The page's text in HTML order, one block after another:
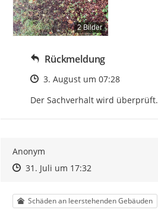
2 Bilder
Rückmeldung
Zeitpunkt des Erstellens
3. August um 07:28
Der Sachverhalt wird überprüft.
Anonym
Zeitpunkt des Erstellens
Zeitpunkt des Erstellens
31. Juli um 17:32Zur Äußerung
Kategorie
Schäden an leerstehenden Gebäuden